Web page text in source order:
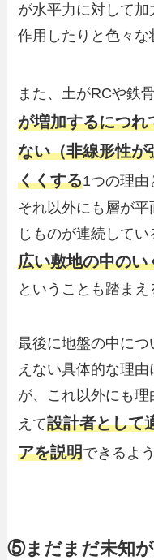
が水平力に対して
作用したりと色々な
また、土がRCや鉄
が増加するにつれ
ない（非線形性が
くくする1つの理由
それ以外にも層が
じものが連続して
広い敷地の中のい
ということも踏まえ
最後に地盤の中に
えない具体的な理
が、これ以外にも理
えて設計者として
アを説明できるよ
⑤まだまだ未知